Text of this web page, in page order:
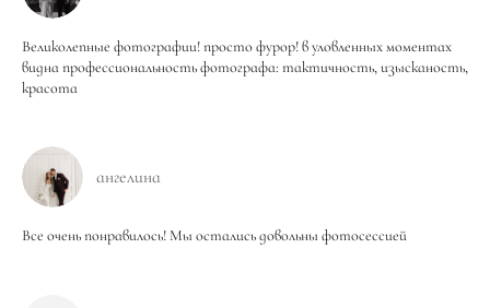
Великолепные фотографии! просто фурор! в уловленных моментах
видна профессиональность фотографа: тактичность, изысканость,
красота
ангелина
Все очень понравилось! Мы остались довольны фотосессией